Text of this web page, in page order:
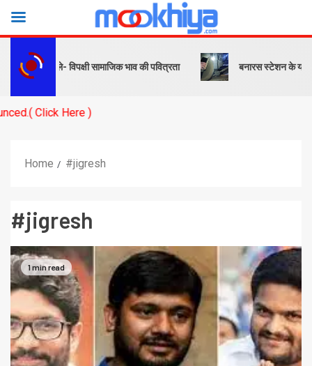
बोले- विपक्षी सामाजिक भाव की पवित्रता बनारस स्टेशन के यार्ड में
Here )
Home #jigresh
#jigresh
1 min read